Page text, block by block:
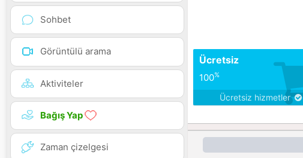
Sohbet
Görüntülü arama
Aktiviteler
Bağış Yap
Zaman çizelgesi
Ücretsiz
100%
Ücretsiz hizmetler